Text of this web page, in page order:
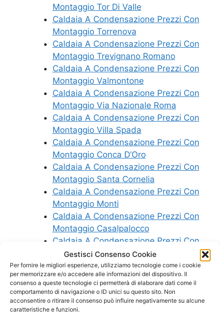
Gestisci Consenso Cookie
Per fornire le migliori esperienze, utilizziamo tecnologie come i cookie
per memorizzare e/o accedere alle informazioni del dispositivo. Il
consenso a queste tecnologie ci permetterà di elaborare dati come il
comportamento di navigazione o ID unici su questo sito. Non
acconsentire o ritirare il consenso può influire negativamente su alcune
caratteristiche e funzioni.
Montaggio Tor Di Valle
Caldaia A Condensazione Prezzi Con
Montaggio Torrenova
Caldaia A Condensazione Prezzi Con
Montaggio Trevignano Romano
Caldaia A Condensazione Prezzi Con
Montaggio Valmontone
Caldaia A Condensazione Prezzi Con
Montaggio Via Nazionale Roma
Caldaia A Condensazione Prezzi Con
Montaggio Villa Spada
Caldaia A Condensazione Prezzi Con
Montaggio Conca D’Oro
Caldaia A Condensazione Prezzi Con
Montaggio Santa Cornelia
Caldaia A Condensazione Prezzi Con
Montaggio Monti
Caldaia A Condensazione Prezzi Con
Montaggio Casalpalocco
Caldaia A Condensazione Prezzi Con
Montaggio Monte Cucco
Caldaia A Condensazione Prezzi Con
Montaggio Portuense Spallette
Caldaia A Condensazione Prezzi Con
Montaggio Tre Pini
Caldaia A Condensazione Prezzi Con